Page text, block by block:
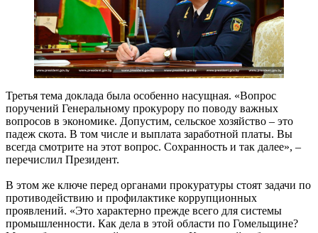
Третья тема доклада была особенно насущная. «Вопрос
поручений Генеральному прокурору по поводу важных
вопросов в экономике. Допустим, сельское хозяйство – это
падеж скота. В том числе и выплата заработной платы. Вы
всегда смотрите на этот вопрос. Сохранность и так далее», –
перечислил Президент.
В этом же ключе перед органами прокуратуры стоят задачи по
противодействию и профилактике коррупционных
проявлений. «Это характерно прежде всего для системы
промышленности. Как дела в этой области по Гомельщине?